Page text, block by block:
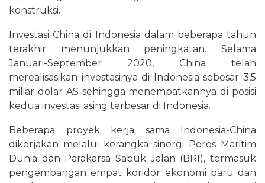
konstruksi.
Investasi China di Indonesia dalam beberapa tahun
terakhir menunjukkan peningkatan. Selama
Januari-September 2020, China telah
merealisasikan investasinya di Indonesia sebesar 3,5
miliar dolar AS sehingga menempatkannya di posisi
kedua investasi asing terbesar di Indonesia.
Beberapa proyek kerja sama Indonesia-China
dikerjakan melalui kerangka sinergi Poros Maritim
Dunia dan Parakarsa Sabuk Jalan (BRI), termasuk
pengembangan empat koridor ekonomi baru dan